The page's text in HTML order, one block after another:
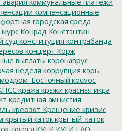
компенсационные
городская среда
Конрад Константин
суд конституция контрабанда
концерт Корж
выплаты коронаврус
неделя коррупция корь
космос
кража кражи красная икра
кредитная амнистия
креозот Крещение кризис
крытый каток крытый_каток
лосося КУГИ КУГИ ЕАО